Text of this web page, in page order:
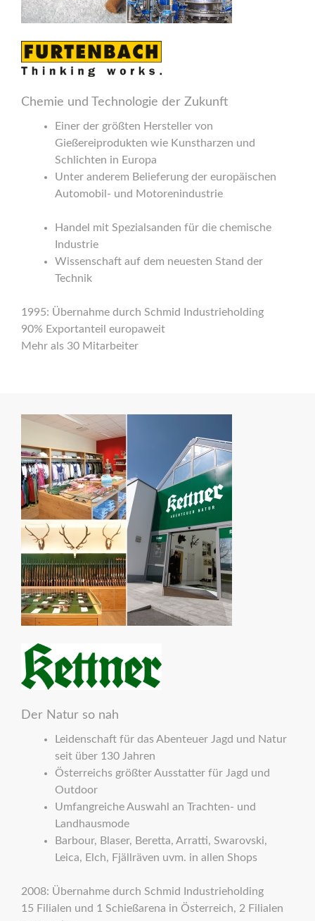
Chemie und Technologie der Zukunft
Einer der größten Hersteller von
Gießereiprodukten wie Kunstharzen und
Schlichten in Europa
Unter anderem Belieferung der europäischen
Automobil- und Motorenindustrie
Handel mit Spezialsanden für die chemische
Industrie
Wissenschaft auf dem neuesten Stand der
Technik
1995: Übernahme durch Schmid Industrieholding
90% Exportanteil europaweit
Mehr als 30 Mitarbeiter
Der Natur so nah
Leidenschaft für das Abenteuer Jagd und Natur
seit über 130 Jahren
Österreichs größter Ausstatter für Jagd und
Outdoor
Umfangreiche Auswahl an Trachten- und
Landhausmode
Barbour, Blaser, Beretta, Arratti, Swarovski,
Leica, Elch, Fjällräven uvm. in allen Shops
2008: Übernahme durch Schmid Industrieholding
15 Filialen und 1 Schießarena in Österreich, 2 Filialen